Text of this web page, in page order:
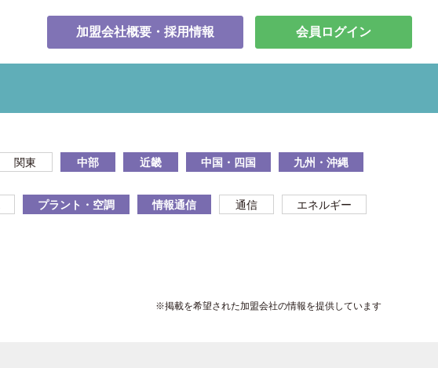
加盟会社概要・採用情報 会員ログイン
関東 中部 近畿 中国・四国 九州・沖縄
プラント・空調 情報通信 通信 エネルギー
※掲載を希望された加盟会社の情報を提供しています